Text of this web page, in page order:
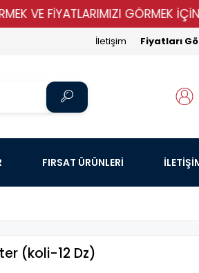
FİYATLARIMIZI GÖRMEK İÇİN
Fiyatları
İletişim
FIRSAT ÜRÜNLERİ
(koli-12 Dz)